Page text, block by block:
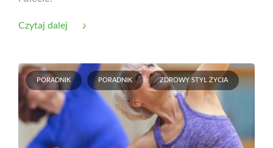
Czytaj dalej
PORADNIK PORADNIK ZDROWY STYL ŻYCIA